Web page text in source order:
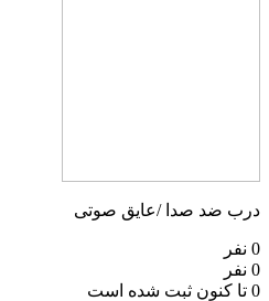
درب ضد صدا /عایق صوتی
0 نفر
0 نفر
0 تا کنون ثبت شده است